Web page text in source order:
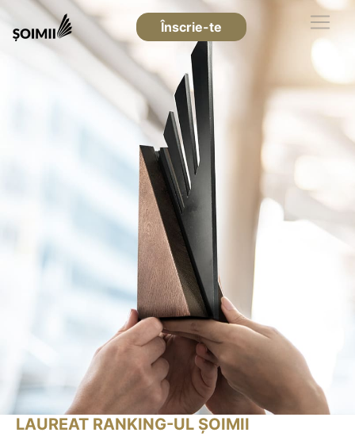
Înscrie-te
LAUREAT RANKING-UL ȘOIMII